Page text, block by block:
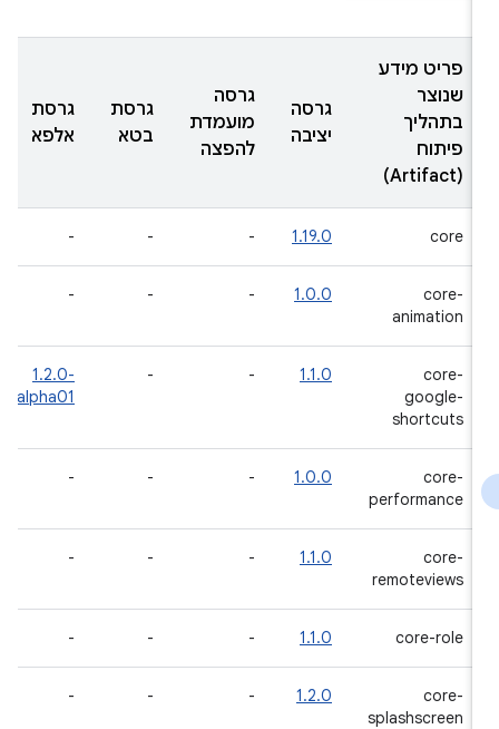
פריט מידע
שנוצר
בתהליך
פיתוח
גרסה
יציבה
גרסה
מועמדת
להפצה
גרסת
בטא
גרסת
אלפא
core
1.19.0
core-
animation
1.0.0
core-
google-
shortcuts
1.1.0
‎1.2.0-
alpha01
core-
performance
1.0.0
core-
remoteviews
1.1.0
core-role
1.1.0
core-
splashscreen
1.2.0